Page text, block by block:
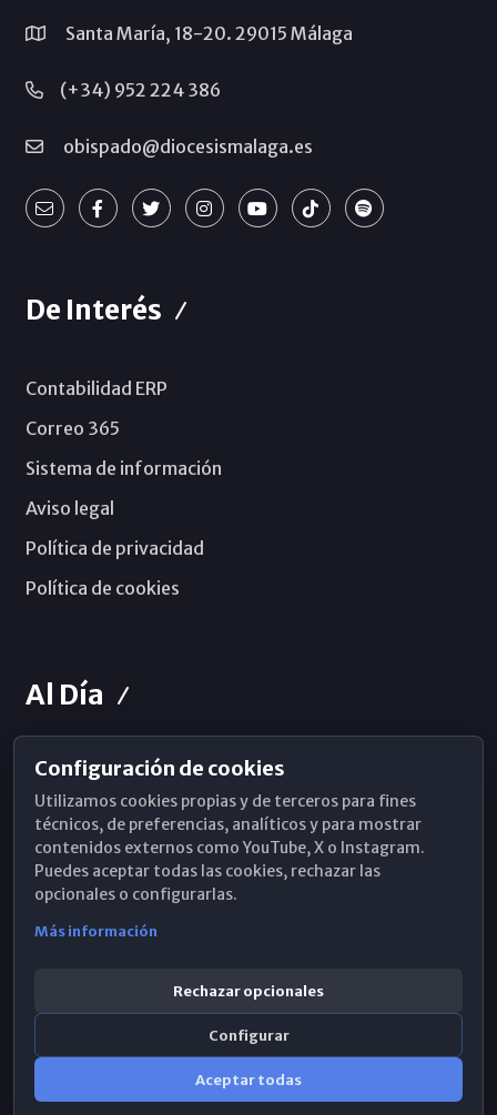
Santa María, 18-20. 29015 Málaga
(+34) 952 224 386
obispado@diocesismalaga.es
De Interés
Contabilidad ERP
Correo 365
Sistema de información
Aviso legal
Política de privacidad
Política de cookies
Al Día
Horarios de Misa
Hemeroteca
WhatsApp
Configuración de cookies
Utilizamos cookies propias y de terceros para fines
técnicos, de preferencias, analíticos y para mostrar
contenidos externos como YouTube, X o Instagram.
Puedes aceptar todas las cookies, rechazar las
opcionales o configurarlas.
Más información
Rechazar opcionales
Configurar
Aceptar todas